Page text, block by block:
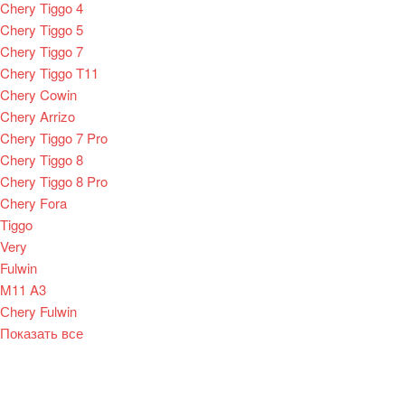
Chery Tiggo 4
Chery Tiggo 5
Chery Tiggo 7
Chery Tiggo T11
Chery Cowin
Chery Arrizo
Chery Tiggo 7 Pro
Chery Tiggo 8
Chery Tiggo 8 Pro
Chery Fora
Tiggo
Very
Fulwin
M11 A3
Сhery Fulwin
Показать все